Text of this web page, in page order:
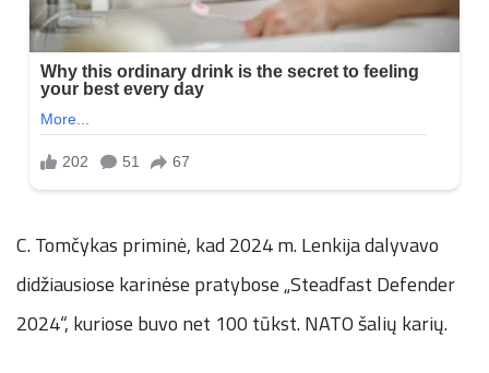
C. Tomčykas priminė, kad 2024 m. Lenkija dalyvavo
didžiausiose karinėse pratybose „Steadfast Defender
2024“, kuriose buvo net 100 tūkst. NATO šalių karių.